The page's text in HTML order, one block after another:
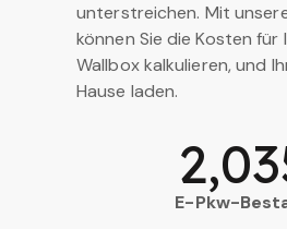
unterstreichen. Mit
können Sie die Kosten
Wallbox kalkulieren, und
Hause laden.
E-Pkw-